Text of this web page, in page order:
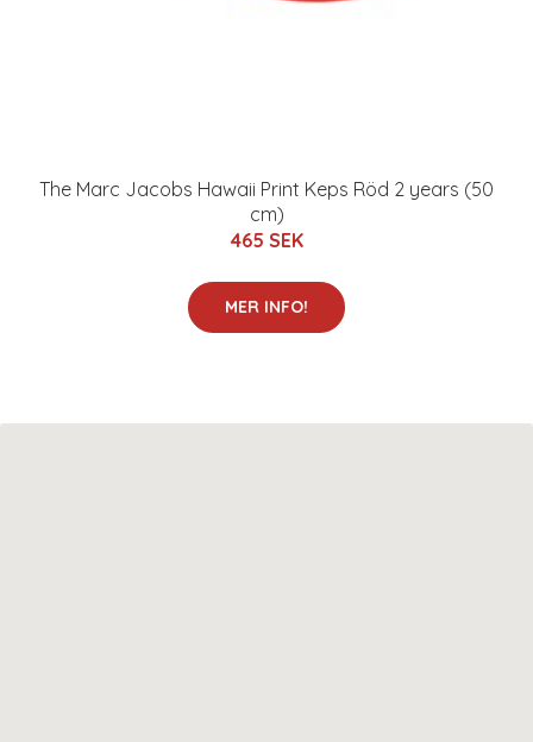
The Marc Jacobs Hawaii Print Keps Röd 2 years (50
cm)
465 SEK
MER INFO!